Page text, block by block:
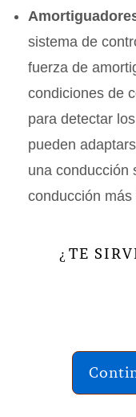
sistema de
fuerza de
condiciones de
para detectar
pueden
una conducción
conducción
¿ TE